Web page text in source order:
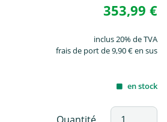
353,99 €
inclus 20% de TVA
frais de port de 9,90 € en sus
en stock